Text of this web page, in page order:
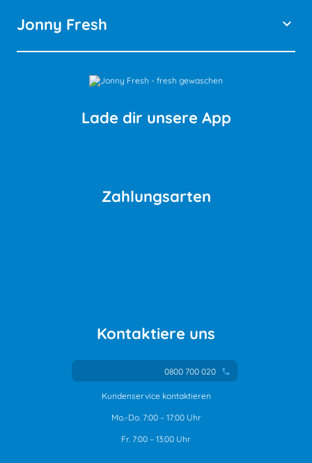
Jonny Fresh keyboard_arrow_down
Lade dir unsere App
Zahlungsarten
Kontaktiere uns
0800 700 020 phone
Kundenservice kontaktieren
Mo.-Do. 7:00 – 17:00 Uhr
Fr. 7:00 – 13:00 Uhr